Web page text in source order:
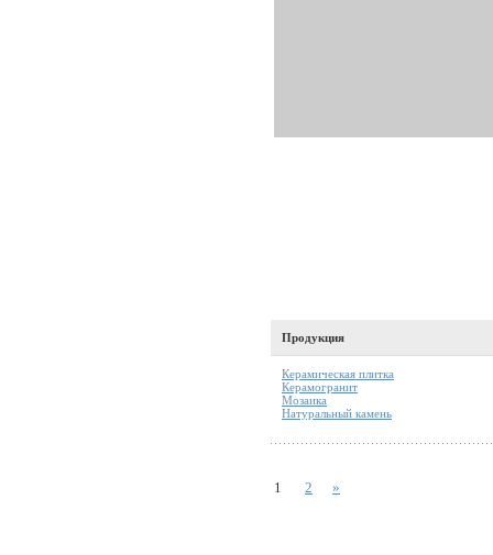
Продукция
Керамическая плитка
Керамогранит
Мозаика
Натуральный камень
1 2 »